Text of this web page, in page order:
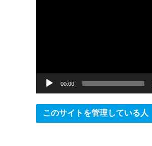
00:00
このサイトを管理している人